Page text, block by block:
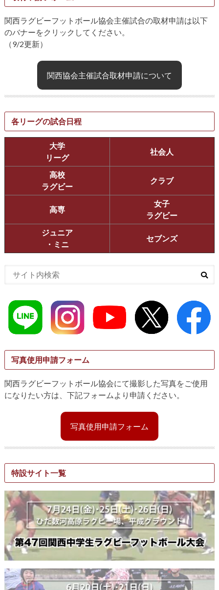
関西ラグビーフットボール協会主催試合の取材申請は以下
のバナーをクリックしてください。
（9/2更新）
関西協会主催試合取材申請について
各リーグの試合日程
大学
リーグ
社会人
高校
ラグビー
クラブ
高専
女子
ラグビー
ジュニア
・ミニ
セブンズ
写真使用申請フォーム
関西ラグビーフットボール協会にて撮影した写真をご使用
になりたい方は、下記フォームより申請ください。
写真使用申請フォーム
特設サイト一覧